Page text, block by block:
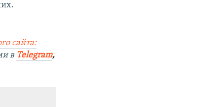
сайта:
в Telegram,